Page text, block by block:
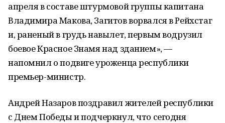
апреля в составе штурмовой группы капитана
Владимира Макова, Загитов ворвался в Рейхстаг
и, раненый в грудь навылет, первым водрузил
боевое Красное Знамя над зданием», —
напомнил о подвиге уроженца республики
премьер-министр.
Андрей Назаров поздравил жителей республики
с Днем Победы и подчеркнул, что сегодня